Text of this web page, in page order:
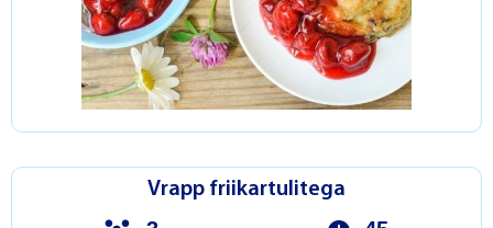
Vrapp friikartulitega